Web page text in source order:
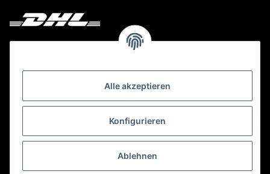
Alle akzeptieren
Konfigurieren
Ablehnen
Deine Bestellung versenden wir mit DHL!